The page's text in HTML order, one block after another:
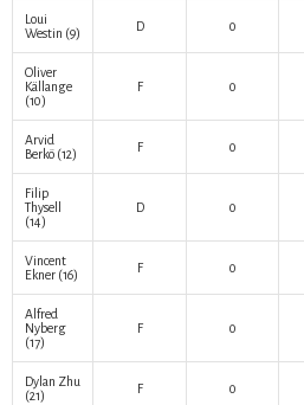
Loui
Westin (9) D 0
Oliver
Källange
(10)
F 0
Arvid
Berkö (12) F 0
Filip
Thysell
(14)
D 0
Vincent
Ekner (16) F 0
Alfred
Nyberg
(17)
F 0
Dylan Zhu
(21)
F 0